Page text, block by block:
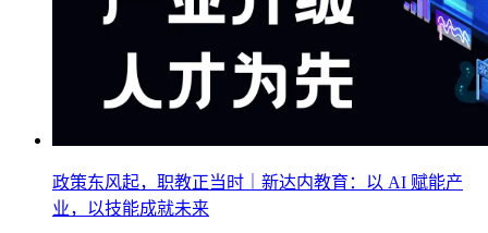
政策东风起，职教正当时｜新达内教育：以 AI 赋能产
业，以技能成就未来